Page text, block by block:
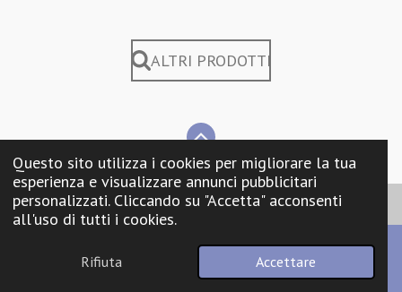
Questo sito utilizza i cookies per migliorare la tua
esperienza e visualizzare annunci pubblicitari
personalizzati. Cliccando su "Accetta" acconsenti
all'uso di tutti i cookies.
Rifiuta Accettare
ALTRI PRODOTTI
RESTA IN CONTATTO CON NOI
CALZOLARI ARREDO URBANO
Email Mappa